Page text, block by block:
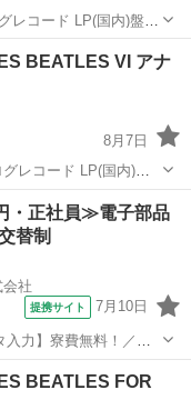
レコード LP(国内)盤
しきれない汚れなどご
値...BEATLES VI アナ
8月7日
レコード LP(国内)盤
しきれない汚れなどご
値...
・正社員≫電子部品
替制
社
提携サイト 7月10日
入力】寮費無料！／年
製造とそれに付帯する
BEATLES FOR